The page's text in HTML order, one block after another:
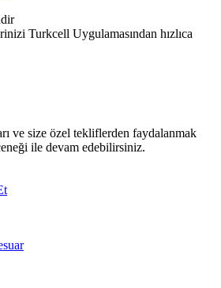
Turkcell Uygulamasından hızlıca
ve size özel tekliflerden faydalanmak
ile devam edebilirsiniz.